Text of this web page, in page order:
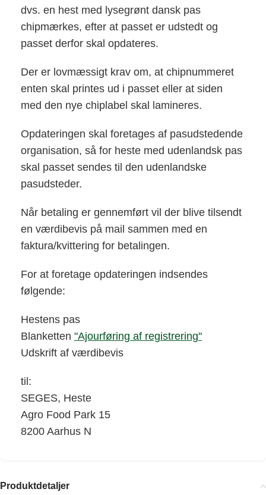
dvs. en hest med lysegrønt dansk pas
chipmærkes, efter at passet er udstedt og
passet derfor skal opdateres.
Der er lovmæssigt krav om, at chipnummeret
enten skal printes ud i passet eller at siden
med den nye chiplabel skal lamineres.
Opdateringen skal foretages af pasudstedende
organisation, så for heste med udenlandsk pas
skal passet sendes til den udenlandske
pasudsteder.
Når betaling er gennemført vil der blive tilsendt
en værdibevis på mail sammen med en
faktura/kvittering for betalingen.
For at foretage opdateringen indsendes
følgende:
Hestens pas
Blanketten "Ajourføring af registrering"
Udskrift af værdibevis
til:
SEGES, Heste
Agro Food Park 15
8200 Aarhus N
Produktdetaljer